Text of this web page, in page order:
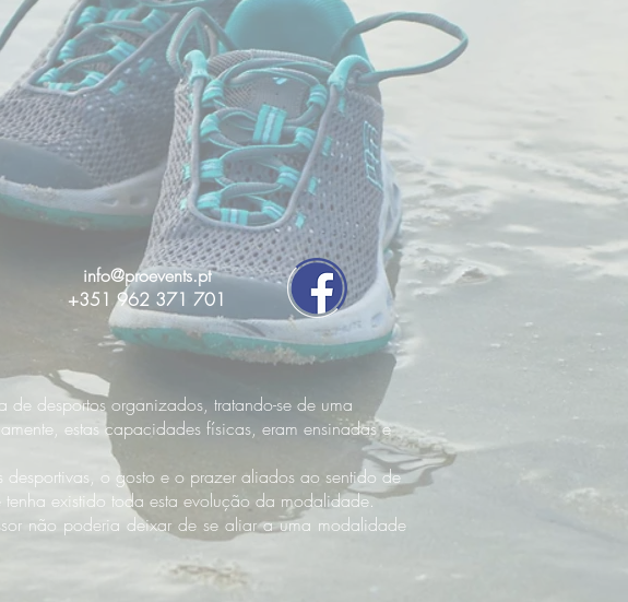
info@proevents.pt
+351 962 371 701
desportos organizados, tratando-se de uma
estas capacidades físicas, eram ensinadas e
desportivas, o gosto e o prazer aliados ao sentido de
tenha existido toda esta evolução da modalidade.
não poderia deixar de se aliar a uma modalidade